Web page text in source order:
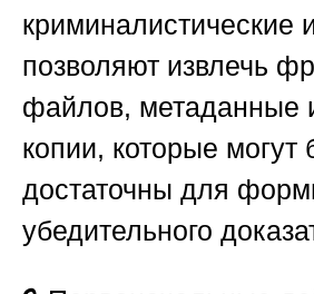
криминалистические
позволяют извлечь
файлов, метаданные
копии, которые могут
достаточны для
убедительного